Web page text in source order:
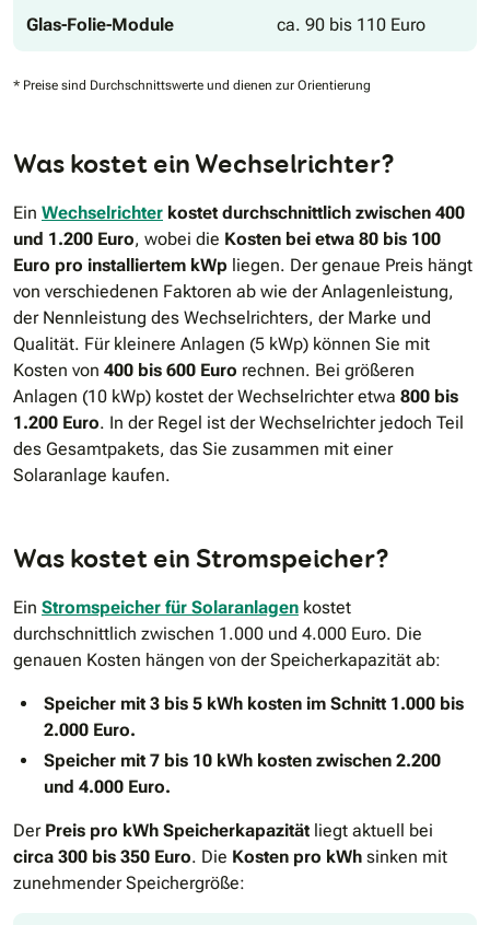
Glas-Folie-Module ca. 90 bis 110 Euro
* Preise sind Durchschnittswerte und dienen zur Orientierung
Was kostet ein Wechselrichter?
Ein Wechselrichter kostet durchschnittlich zwischen 400
und 1.200 Euro, wobei die Kosten bei etwa 80 bis 100
Euro pro installiertem kWp liegen. Der genaue Preis hängt
von verschiedenen Faktoren ab wie der Anlagenleistung,
der Nennleistung des Wechselrichters, der Marke und
Qualität. Für kleinere Anlagen (5 kWp) können Sie mit
Kosten von 400 bis 600 Euro rechnen. Bei größeren
Anlagen (10 kWp) kostet der Wechselrichter etwa 800 bis
1.200 Euro. In der Regel ist der Wechselrichter jedoch Teil
des Gesamtpakets, das Sie zusammen mit einer
Solaranlage kaufen.
Was kostet ein Stromspeicher?
Ein Stromspeicher für Solaranlagen kostet
durchschnittlich zwischen 1.000 und 4.000 Euro. Die
genauen Kosten hängen von der Speicherkapazität ab:
Speicher mit 3 bis 5 kWh kosten im Schnitt 1.000 bis
2.000 Euro.
Speicher mit 7 bis 10 kWh kosten zwischen 2.200
und 4.000 Euro.
Der Preis pro kWh Speicherkapazität liegt aktuell bei
circa 300 bis 350 Euro. Die Kosten pro kWh sinken mit
zunehmender Speichergröße: